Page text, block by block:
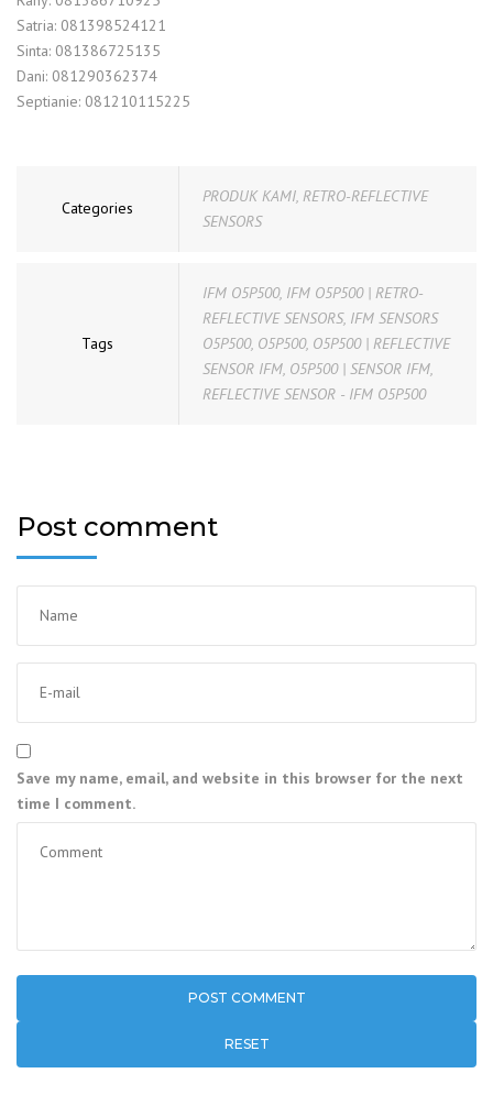
Satria: 081398524121
Sinta: 081386725135
Dani: 081290362374
Septianie: 081210115225
Categories
PRODUK KAMI, RETRO-REFLECTIVE
SENSORS
Tags
IFM O5P500, IFM O5P500 | RETRO-
REFLECTIVE SENSORS, IFM SENSORS
O5P500, O5P500, O5P500 | REFLECTIVE
SENSOR IFM, O5P500 | SENSOR IFM,
REFLECTIVE SENSOR - IFM O5P500
Post comment
Save my name, email, and website in this browser for the next
time I comment.
RESET